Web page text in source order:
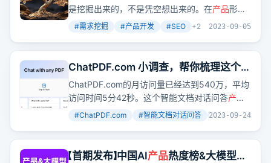
是挖掘出来的，不是凭空想出来的。在产品形态
确定之前，别急着考虑其他问题。
#需求挖掘 #产品开发 #SEO +2 2023-09-05
ChatPDF.com 小调查，帮你梳理这个月
访问量540万的AI产品是如何爆火的
ChatPDF.com的月访问量已经达到540万，平均
访问时间5分42秒。这个智能文档对话问答产品
是如何在短短几个月内实现爆火的？文章通过梳
密。
#ChatPDF.com #智能文档对话问答 #流量分析
2023-09-24
【首期发布】中国AI产品热度榜&大模型热